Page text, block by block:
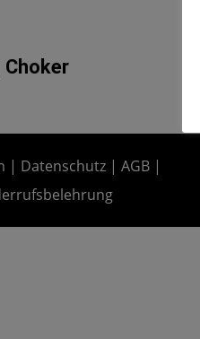
Choker
| Datenschutz| AGB |